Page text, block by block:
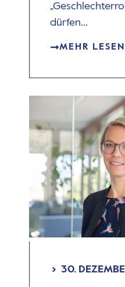
dürfen...
MEHR LESEN
30.